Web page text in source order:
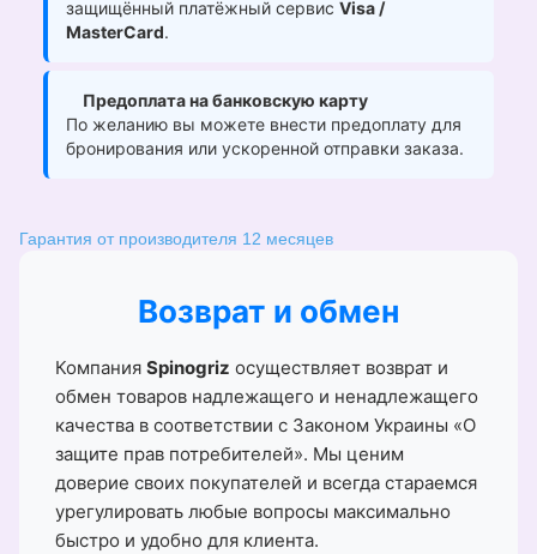
защищённый платёжный сервис Visa /
MasterCard.
Предоплата на банковскую карту
По желанию вы можете внести предоплату для
бронирования или ускоренной отправки заказа.
Гарантия от производителя 12 месяцев
Возврат и обмен
Компания Spinogriz осуществляет возврат и
обмен товаров надлежащего и ненадлежащего
качества в соответствии с Законом Украины «О
защите прав потребителей». Мы ценим
доверие своих покупателей и всегда стараемся
урегулировать любые вопросы максимально
быстро и удобно для клиента.